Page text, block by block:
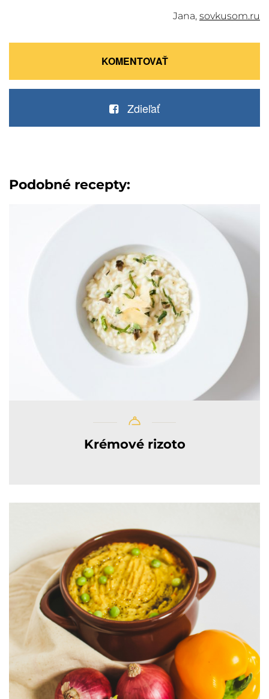
Jana, sovkusom.ru
KOMENTOVAŤ
Zdieľať
Podobné recepty:
Krémové rizoto